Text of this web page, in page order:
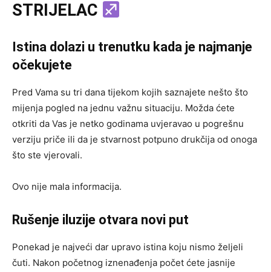
STRIJELAC
Istina dolazi u trenutku kada je najmanje
očekujete
Pred Vama su tri dana tijekom kojih saznajete nešto što
mijenja pogled na jednu važnu situaciju. Možda ćete
otkriti da Vas je netko godinama uvjeravao u pogrešnu
verziju priče ili da je stvarnost potpuno drukčija od onoga
što ste vjerovali.
Ovo nije mala informacija.
Rušenje iluzije otvara novi put
Ponekad je najveći dar upravo istina koju nismo željeli
čuti. Nakon početnog iznenađenja počet ćete jasnije